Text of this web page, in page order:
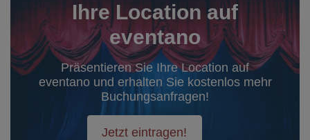
Ihre Location auf
eventano
Präsentieren Sie Ihre Location auf
eventano und erhalten Sie kostenlos mehr
Buchungsanfragen!
Jetzt eintragen!